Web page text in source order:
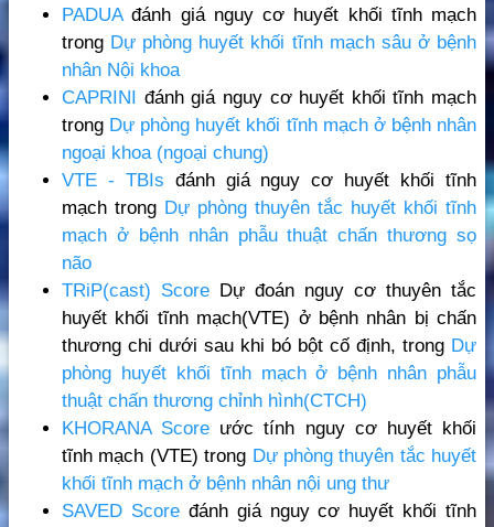
PADUAđánh giá nguy cơ huyết khối tĩnh mạch
trong Dự phòng huyết khối tĩnh mạch sâu ở bệnh
nhân Nội khoa
CAPRINI đánh giá nguy cơ huyết khối tĩnh mạch
trong Dự phòng huyết khối tĩnh mạch ở bệnh nhân
ngoại khoa (ngoại chung)
VTE - TBIs đánh giá nguy cơ huyết khối tĩnh
mạch trong Dự phòng thuyên tắc huyết khối tĩnh
mạch ở bệnh nhân phẫu thuật chấn thương sọ
não
TRiP(cast) Score Dự đoán nguy cơ thuyên tắc
huyết khối tĩnh mạch(VTE) ở bệnh nhân bị chấn
thương chi dưới sau khi bó bột cố định, trong Dự
phòng huyết khối tĩnh mạch ở bệnh nhân phẫu
thuật chấn thương chỉnh hình(CTCH)
KHORANA Score ước tính nguy cơ huyết khối
tĩnh mạch (VTE) trong Dự phòng thuyên tắc huyết
khối tĩnh mạch ở bệnh nhân nội ung thư
SAVED Scoređánh giá nguy cơ huyết khối tĩnh